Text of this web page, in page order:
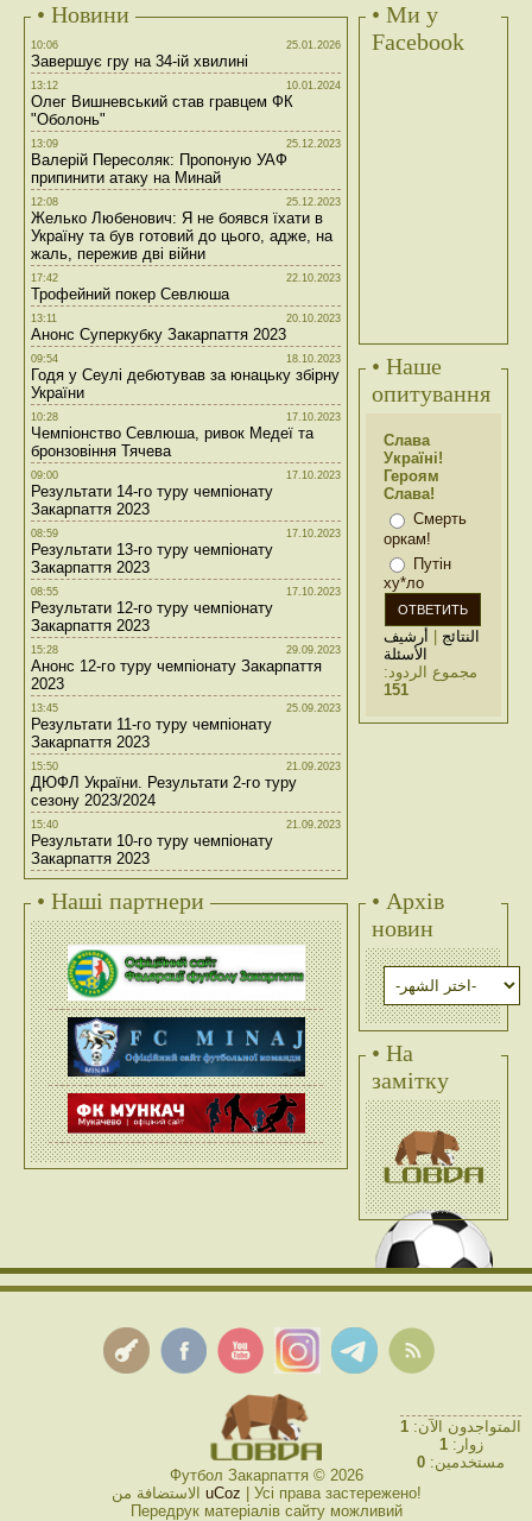
• Новини
10:06 25.01.2026
Завершує гру на 34-ій хвилині
13:12 10.01.2024
Олег Вишневський став гравцем ФК
"Оболонь"
13:09 25.12.2023
Валерій Пересоляк: Пропоную УАФ
припинити атаку на Минай
12:08 25.12.2023
Желько Любенович: Я не боявся їхати в
Україну та був готовий до цього, адже, на
жаль, пережив дві війни
17:42 22.10.2023
Трофейний покер Севлюша
13:11 20.10.2023
Анонс Суперкубку Закарпаття 2023
09:54 18.10.2023
Годя у Сеулі дебютував за юнацьку збірну
України
10:28 17.10.2023
Чемпіонство Севлюша, ривок Медеї та
бронзовіння Тячева
09:00 17.10.2023
Результати 14-го туру чемпіонату
Закарпаття 2023
08:59 17.10.2023
Результати 13-го туру чемпіонату
Закарпаття 2023
08:55 17.10.2023
Результати 12-го туру чемпіонату
Закарпаття 2023
15:28 29.09.2023
Анонс 12-го туру чемпіонату Закарпаття
2023
13:45 25.09.2023
Результати 11-го туру чемпіонату
Закарпаття 2023
15:50 21.09.2023
ДЮФЛ України. Результати 2-го туру
сезону 2023/2024
15:40 21.09.2023
Результати 10-го туру чемпіонату
Закарпаття 2023
• Ми у
Facebook
• Наше
опитування
Слава
Україні!
Героям
Слава!
Смерть
оркам!
Путін
ху*ло
النتائج | أرشيف
الأسئلة
مجموع الردود:
151
• Наші партнери
• Архів
новин
• На
замітку
Футбол Закарпаття © 2026
uCoz | Усі права застережено!
Передрук матеріалів сайту можливий
المتواجدون الآن: 1
زوار:1
مستخدمين: 0